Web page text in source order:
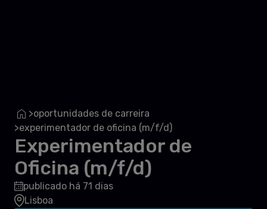
>oportunidades de carreira
>experimentador de oficina (m/f/d)
Experimentador de
Oficina (m/f/d)
publicado há 71 dias
Lisboa